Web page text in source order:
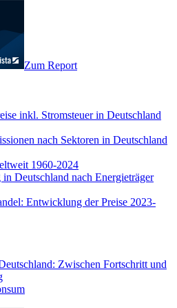
Zum Report
inkl. Stromsteuer in Deutschland
nach Sektoren in Deutschland
1960-2024
in Deutschland nach Energieträger
Entwicklung der Preise 2023-
Zwischen Fortschritt und